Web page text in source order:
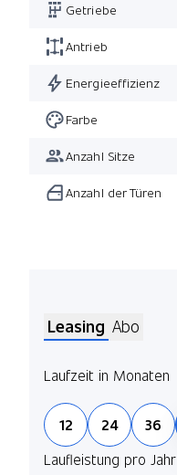
Getriebe
Antrieb
Energieeffizienz
Farbe
Anzahl Sitze
Anzahl der Türen
Leasing Abo
Laufzeit in Monaten
12 24 36
Laufleistung pro Jahr